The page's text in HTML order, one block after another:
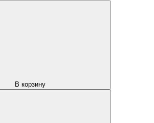
В корзину